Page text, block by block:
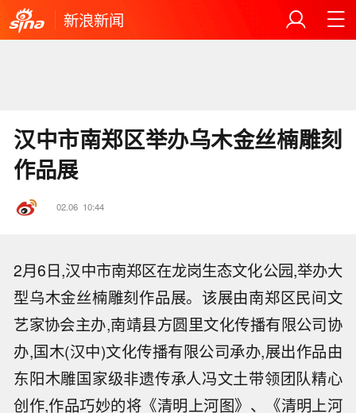
新浪新闻
汉中市南郑区举办乌木金丝楠雕刻
作品展
02.06 10:44
2月6日,汉中市南郑区在龙岗生态文化公园,举办大
型乌木金丝楠雕刻作品展。该展由南郑区民间文
艺家协会主办,南靖县方圆里文化传播有限公司协
办,国木(汉中)文化传播有限公司承办,展出作品由
东阳木雕国家级非遗传承人冯文土带领团队精心
创作,作品巧妙的将《清明上河图》、《清明上河